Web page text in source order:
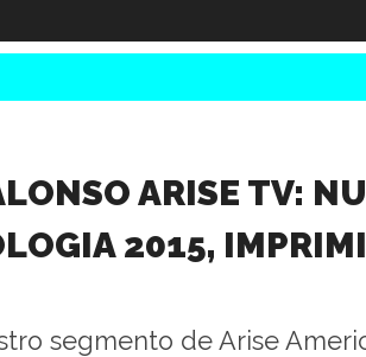
ARISE TV:
2015,
segmento de Arise